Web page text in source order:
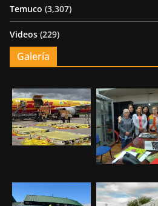
Temuco (3,307)
Videos (229)
Galería